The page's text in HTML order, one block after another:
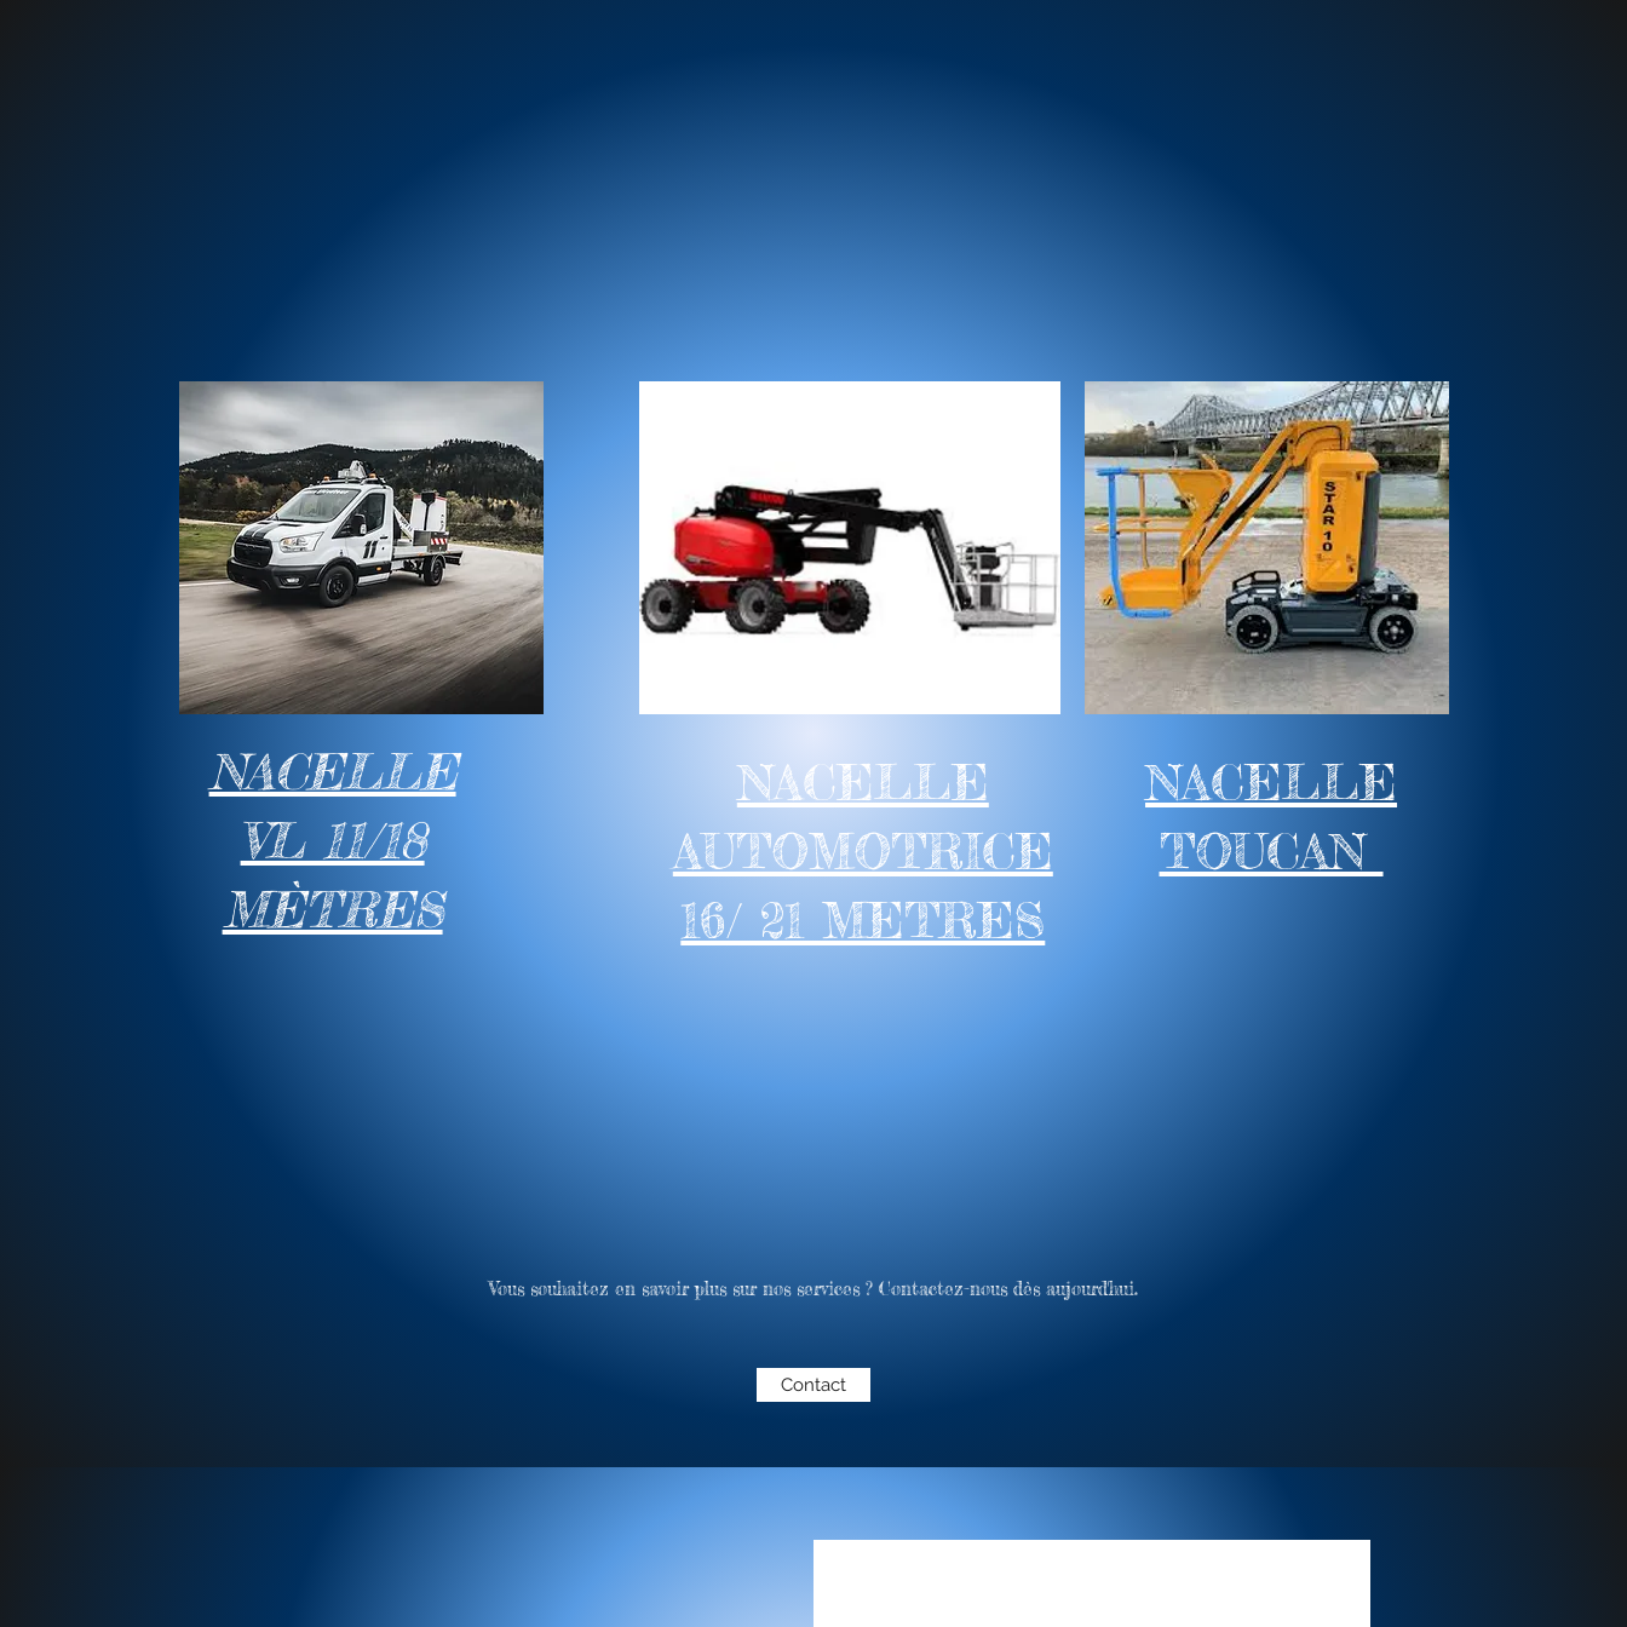
NACELLE
VL 11/18
MÈTRES
NACELLE
AUTOMOTRICE
16/ 21 METRES
NACELLE
TOUCAN
Vous souhaitez en savoir plus sur nos services ? Contactez-nous dès aujourd'hui.
Contact